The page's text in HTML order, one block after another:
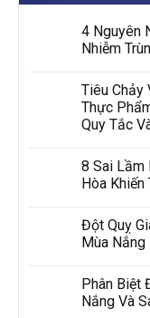
4 Nguyên
Nhiễm
Tiêu Chảy
Thực
Quy Tắc
8 Sai Lầm
Hòa Khiến
Đột Quỵ
Mùa Nắng
Phân Biệt
Nắng Và